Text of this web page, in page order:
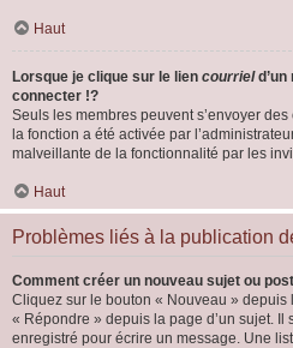
Haut
Lorsque je clique sur le lien courrield’un
connecter !?
Seuls les membres peuvent s’envoyer
la fonction a été activée par
malveillante de la fonctionnalité par les
Haut
Problèmes liés à la publication
Comment créer un nouveau sujet ou
Cliquez sur le bouton « Nouveau » depuis
« Répondre » depuis la page d’un sujet. Il
enregistré pour écrire un message. Une